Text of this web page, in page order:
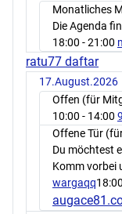
Monatliches
Die Agenda
18:00 - 21:00
ratu77 daftar
17.August.2026
Offen (für
10:00 - 14:00
Offene Tür
Du möchtest
Komm vorbei
wargaqq18:00